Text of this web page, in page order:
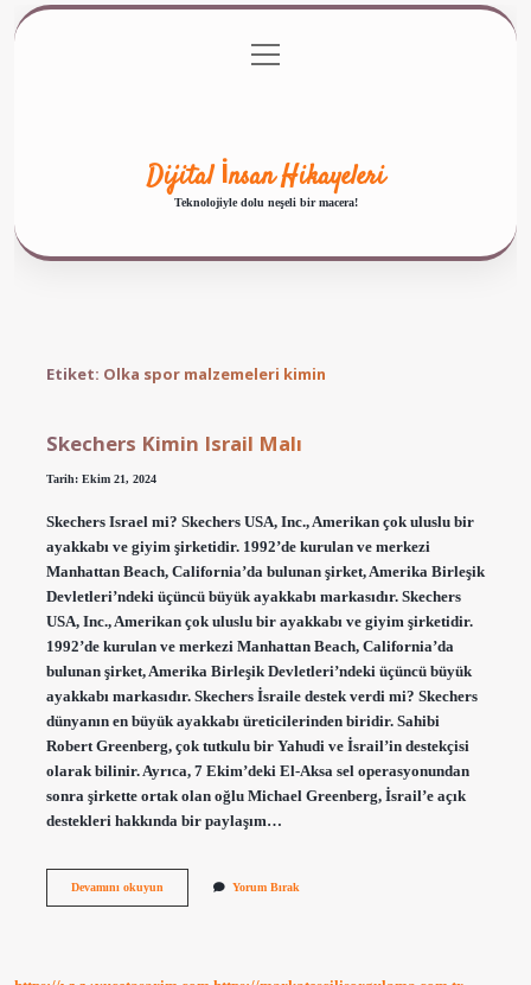
Gizlilik Politikası
menüyü
aç
Dijital İnsan Hikayeleri
Teknolojiyle dolu neşeli bir macera!
Etiket: Olka spor malzemeleri kimin
Skechers Kimin Israil Malı
Tarih: Ekim 21, 2024
Skechers Israel mi? Skechers USA, Inc., Amerikan çok uluslu bir
ayakkabı ve giyim şirketidir. 1992’de kurulan ve merkezi
Manhattan Beach, California’da bulunan şirket, Amerika Birleşik
Devletleri’ndeki üçüncü büyük ayakkabı markasıdır. Skechers
USA, Inc., Amerikan çok uluslu bir ayakkabı ve giyim şirketidir.
1992’de kurulan ve merkezi Manhattan Beach, California’da
bulunan şirket, Amerika Birleşik Devletleri’ndeki üçüncü büyük
ayakkabı markasıdır. Skechers İsraile destek verdi mi? Skechers
dünyanın en büyük ayakkabı üreticilerinden biridir. Sahibi
Robert Greenberg, çok tutkulu bir Yahudi ve İsrail’in destekçisi
olarak bilinir. Ayrıca, 7 Ekim’deki El-Aksa sel operasyonundan
sonra şirkette ortak olan oğlu Michael Greenberg, İsrail’e açık
destekleri hakkında bir paylaşım…
Devamını okuyunSkechers
Yorum Bırak